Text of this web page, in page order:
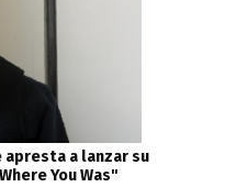
apresta a lanzar su
You Was''